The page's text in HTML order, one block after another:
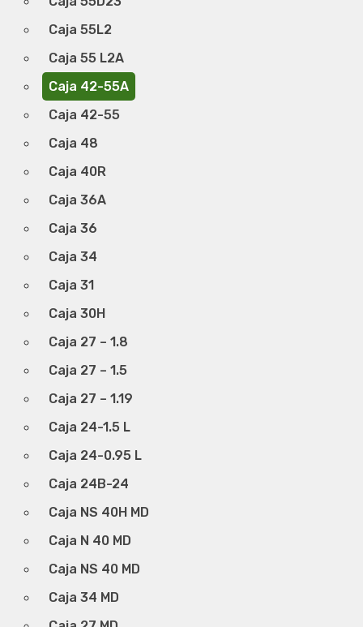
Caja 55L2
Caja 55 L2A
Caja 42-55A
Caja 42-55
Caja 48
Caja 40R
Caja 36A
Caja 36
Caja 34
Caja 31
Caja 30H
Caja 27 – 1.8
Caja 27 – 1.5
Caja 27 – 1.19
Caja 24-1.5 L
Caja 24-0.95 L
Caja 24B-24
Caja NS 40H MD
Caja N 40 MD
Caja NS 40 MD
Caja 34 MD